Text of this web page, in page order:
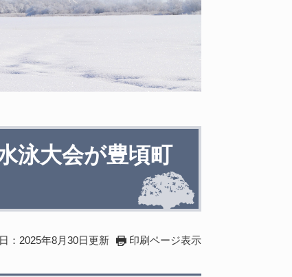
泳大会が豊頃町
：2025年8月30日更新 印刷ページ表示